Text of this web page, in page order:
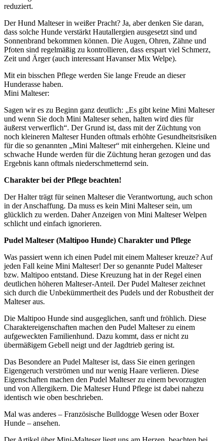
reduziert.
Der Hund Malteser in weißer Pracht? Ja, aber denken Sie daran,
dass solche Hunde verstärkt Hautallergien ausgesetzt sind und
Sonnenbrand bekommen können. Die Augen, Ohren, Zähne und
Pfoten sind regelmäßig zu kontrollieren, dass erspart viel Schmerz,
Zeit und Ärger (auch interessant Havanser Mix Welpe).
Mit ein bisschen Pflege werden Sie lange Freude an dieser
Hunderasse haben.
Mini Malteser:
Sagen wir es zu Beginn ganz deutlich: „Es gibt keine Mini Malteser
und wenn Sie doch Mini Malteser sehen, halten wird dies für
äußerst verwerflich“. Der Grund ist, dass mit der Züchtung von
noch kleineren Malteser Hunden oftmals erhöhte Gesundheitsrisiken
für die so genannten „Mini Malteser“ mit einhergehen. Kleine und
schwache Hunde werden für die Züchtung heran gezogen und das
Ergebnis kann oftmals niederschmetternd sein.
Charakter bei der Pflege beachten!
Der Halter trägt für seinen Malteser die Verantwortung, auch schon
in der Anschaffung. Da muss es kein Mini Malteser sein, um
glücklich zu werden. Daher Anzeigen von Mini Malteser Welpen
schlicht und einfach ignorieren.
Pudel Malteser (Maltipoo Hunde) Charakter und Pflege
Was passiert wenn ich einen Pudel mit einem Malteser kreuze? Auf
jeden Fall keine Mini Malteser! Der so genannte Pudel Malteser
bzw. Maltipoo entstand. Diese Kreuzung hat in der Regel einen
deutlichen höheren Malteser-Anteil. Der Pudel Malteser zeichnet
sich durch die Unbekümmertheit des Pudels und der Robustheit der
Malteser aus.
Die Maltipoo Hunde sind ausgeglichen, sanft und fröhlich. Diese
Charaktereigenschaften machen den Pudel Malteser zu einem
aufgeweckten Familienhund. Dazu kommt, dass er nicht zu
übermäßigem Gebell neigt und der Jagdtrieb gering ist.
Das Besondere an Pudel Malteser ist, dass Sie einen geringen
Eigengeruch verströmen und nur wenig Haare verlieren. Diese
Eigenschaften machen den Pudel Malteser zu einem bevorzugten
und von Allergikern. Die Malteser Hund Pflege ist dabei nahezu
identisch wie oben beschrieben.
Mal was anderes – Französische Bulldogge Wesen oder Boxer
Hunde – ansehen.